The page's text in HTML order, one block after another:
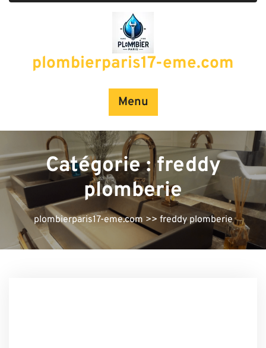
plombierparis17-eme.com
Menu
Catégorie :freddy
plomberie
plombierparis17-eme.com >> freddy plomberie